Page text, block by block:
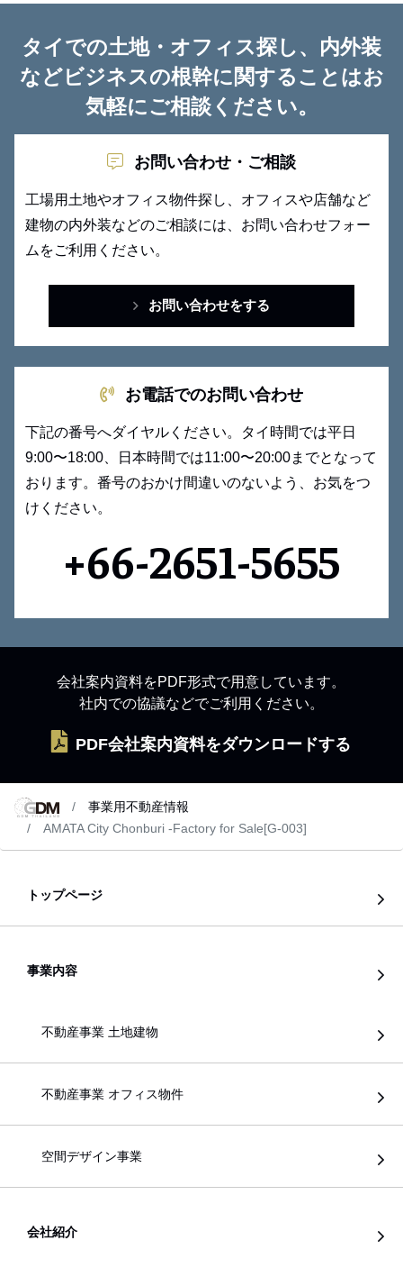
タイでの土地・オフィス探し、内外装
などビジネスの根幹に関することはお
気軽にご相談ください。
お問い合わせ・ご相談
工場用土地やオフィス物件探し、オフィスや店舗など
建物の内外装などのご相談には、お問い合わせフォー
ムをご利用ください。
お問い合わせをする
お電話でのお問い合わせ
下記の番号へダイヤルください。タイ時間では平日
9:00〜18:00、日本時間では11:00〜20:00までとなって
おります。番号のおかけ間違いのないよう、お気をつ
けください。
+66-2651-5655
会社案内資料をPDF形式で用意しています。
社内での協議などでご利用ください。
PDF会社案内資料をダウンロードする
事業用不動産情報
AMATA City Chonburi -Factory for Sale[G-003]
トップページ
事業内容
不動産事業 土地建物
不動産事業 オフィス物件
空間デザイン事業
会社紹介